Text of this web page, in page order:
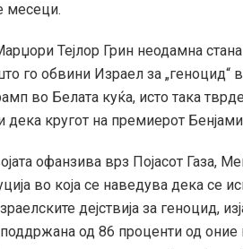
месеци.
Тејлор Грин неодамна
го обвини Израел за „геноцид“
во Белата куќа, исто така
кругот на премиерот
офанзива врз Појасот Газа,
во која се наведува дека се
дејствија за геноцид,
од 86 проценти од оние